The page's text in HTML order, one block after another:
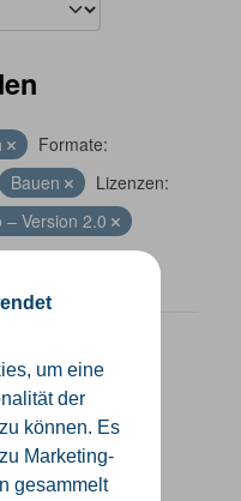
um eine
der
können. Es
Marketing-
gesammelt
Formate:
Bauen
Lizenzen:
Version 2.0
aus dem ALKIS-